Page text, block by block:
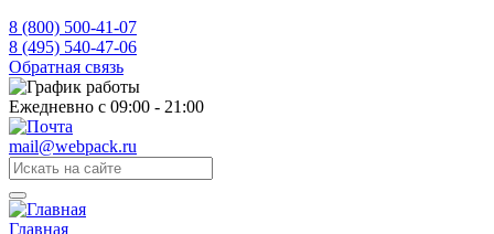
8 (800) 500-41-07
8 (495) 540-47-06
Обратная связь
Ежедневно с 09:00 - 21:00
mail@webpack.ru
Главная